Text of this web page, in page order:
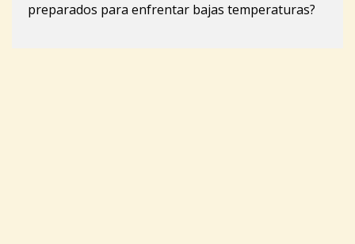
preparados para enfrentar bajas temperaturas?